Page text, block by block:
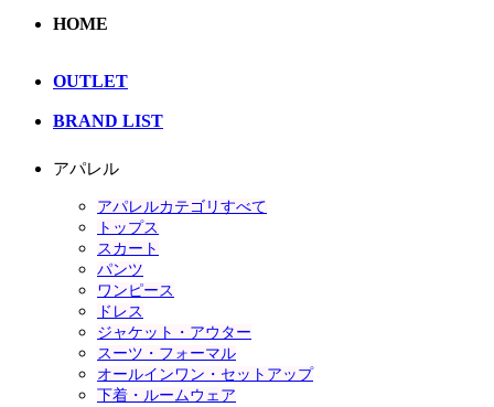
HOME
OUTLET
BRAND LIST
アパレル
アパレルカテゴリすべて
トップス
スカート
パンツ
ワンピース
ドレス
ジャケット・アウター
スーツ・フォーマル
オールインワン・セットアップ
下着・ルームウェア